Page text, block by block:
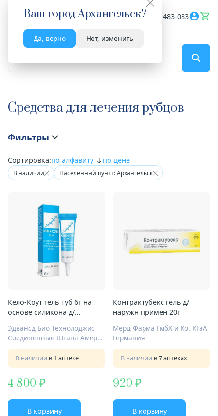
Ваш городАрхангельск?
Да, верно Нет, изменить
Весь сайт 8182 483-083
Средства для лечения рубцов
Фильтры
Сортировка:по алфавиту по цене
В наличии Населенный пункт: Архангельск
Кело-Коут гель туб 6г на
основе силикона д/
Эдвансд Био Технолоджис
Соединенные Штаты Америки
В наличии в 1 аптеке
4 800
В корзину
Контрактубекс гель д/
наружн примен 20г
Мерц Фарма ГмбХ и Ко. КГаА
Германия
В наличии в 7 аптеках
920
В корзину